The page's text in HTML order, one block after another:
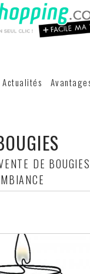
Actualités
DE